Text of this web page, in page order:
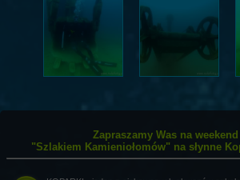
Zapraszamy Was na
"Szlakiem Kamieniołomów" na słynne